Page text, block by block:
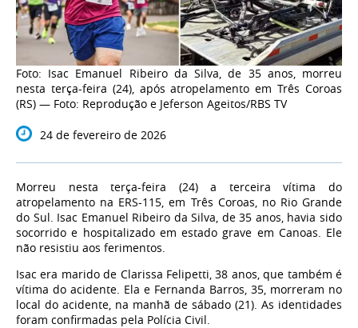
Foto: Isac Emanuel Ribeiro da Silva, de 35 anos, morreu
nesta terça-feira (24), após atropelamento em Três Coroas
(RS) — Foto: Reprodução e Jeferson Ageitos/RBS TV
24 de fevereiro de 2026
Morreu nesta terça-feira (24) a terceira vítima do
atropelamento na ERS-115, em Três Coroas, no Rio Grande
do Sul. Isac Emanuel Ribeiro da Silva, de 35 anos, havia sido
socorrido e hospitalizado em estado grave em Canoas. Ele
não resistiu aos ferimentos.
Isac era marido de Clarissa Felipetti, 38 anos, que também é
vítima do acidente. Ela e Fernanda Barros, 35, morreram no
local do acidente, na manhã de sábado (21). As identidades
foram confirmadas pela Polícia Civil.